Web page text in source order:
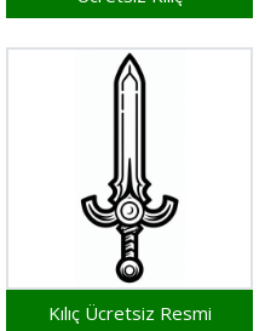
Kılıç Ücretsiz Resmi